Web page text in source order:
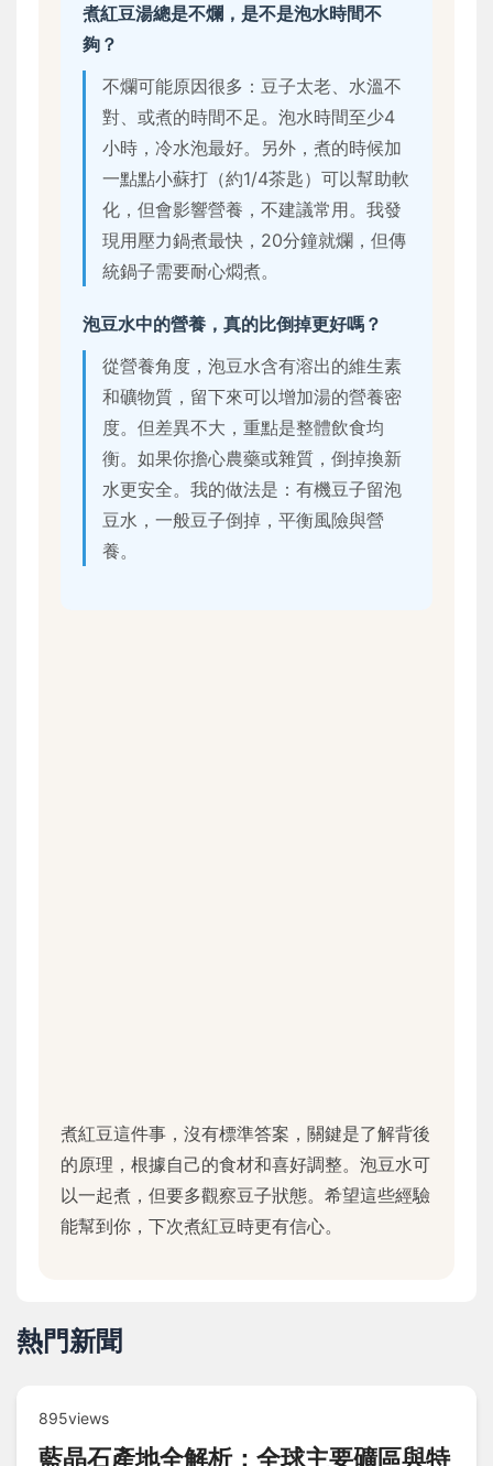
煮紅豆湯總是不爛，是不是泡水時間不
夠？
不爛可能原因很多：豆子太老、水溫不
對、或煮的時間不足。泡水時間至少4
小時，冷水泡最好。另外，煮的時候加
一點點小蘇打（約1/4茶匙）可以幫助軟
化，但會影響營養，不建議常用。我發
現用壓力鍋煮最快，20分鐘就爛，但傳
統鍋子需要耐心燜煮。
泡豆水中的營養，真的比倒掉更好嗎？
從營養角度，泡豆水含有溶出的維生素
和礦物質，留下來可以增加湯的營養密
度。但差異不大，重點是整體飲食均
衡。如果你擔心農藥或雜質，倒掉換新
水更安全。我的做法是：有機豆子留泡
豆水，一般豆子倒掉，平衡風險與營
養。
煮紅豆這件事，沒有標準答案，關鍵是了解背後
的原理，根據自己的食材和喜好調整。泡豆水可
以一起煮，但要多觀察豆子狀態。希望這些經驗
能幫到你，下次煮紅豆時更有信心。
熱門新聞
895views
藍晶石產地全解析：全球主要礦區與特